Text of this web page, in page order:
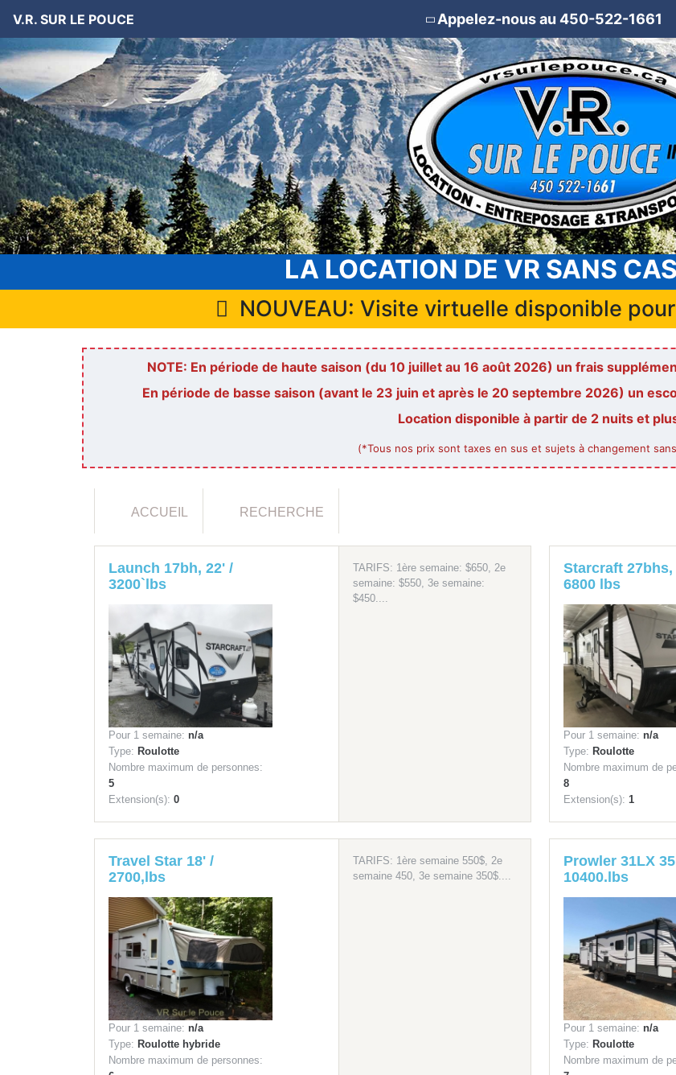
V.R. SUR LE POUCE Appelez-nous au 450-522-1661
LA LOCATION DE VR SANS
NOUVEAU: Visite virtuelle disponible
NOTE: En période de haute saison (du 10 juillet au 16 août 2026) un frais
En période de basse saison (avant le 23 juin et après le 20 septembre 2026) un
Location disponible à partir de 2 nuits et
(*Tous nos prix sont taxes en sus et sujets à changement
ACCUEIL RECHERCHE
Launch 17bh, 22' /
3200`lbs
Pour 1 semaine: n/a
Type: Roulotte
Nombre maximum de personnes:
5
Extension(s): 0
TARIFS: 1ère semaine: $650, 2e
semaine: $550, 3e semaine:
$450....
Starcraft 27bhs,
6800 lbs
Pour 1 semaine: n/a
Type: Roulotte
Nombre maximum de
8
Extension(s): 1
Travel Star 18' /
2700,lbs
Pour 1 semaine: n/a
Type: Roulotte hybride
Nombre maximum de personnes:
TARIFS: 1ère semaine 550$, 2e
semaine 450, 3e semaine 350$....
Prowler 31LX
10400.lbs
Pour 1 semaine: n/a
Type: Roulotte
Nombre maximum de